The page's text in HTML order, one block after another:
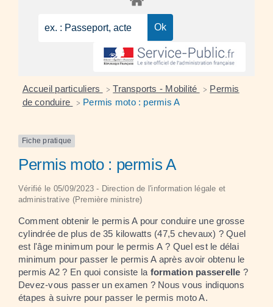
Accueil particuliers > Transports - Mobilité > Permis
de conduire
> Permis moto : permis A
Fiche pratique
Permis moto : permis A
Vérifié le 05/09/2023 - Direction de l'information légale et
administrative (Première ministre)
Comment obtenir le permis A pour conduire une grosse
cylindrée de plus de 35 kilowatts (47,5 chevaux) ? Quel
est l'âge minimum pour le permis A ? Quel est le délai
minimum pour passer le permis A après avoir obtenu le
permis A2 ? En quoi consiste la formation passerelle ?
Devez-vous passer un examen ? Nous vous indiquons
étapes à suivre pour passer le permis moto A.